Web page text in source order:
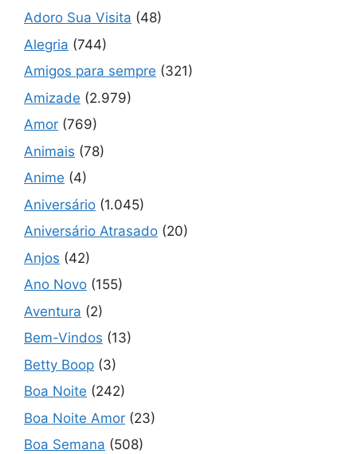
Adoro Sua Visita (48)
Alegria (744)
Amigos para sempre (321)
Amizade (2.979)
Amor (769)
Animais (78)
Anime (4)
Aniversário (1.045)
Aniversário Atrasado (20)
Anjos (42)
Ano Novo (155)
Aventura (2)
Bem-Vindos (13)
Betty Boop (3)
Boa Noite (242)
Boa Noite Amor (23)
Boa Semana (508)